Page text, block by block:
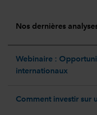
Nos dernières
Webinaire :
internationaux
Comment investir sur